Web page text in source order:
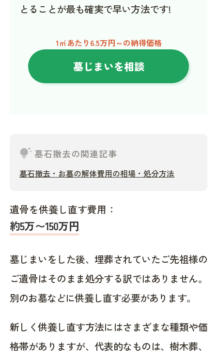
とることが最も確実で早い方法です!
1㎡あたり6.5万円～の納得価格
墓じまいを相談
tips_and_updates墓石撤去の関連記事
墓石撤去・お墓の解体費用の相場・処分方法
遺骨を供養し直す費用：
約5万〜150万円
墓じまいをした後、埋葬されていたご先祖様の
ご遺骨はそのまま処分する訳ではありません。
別のお墓などに供養し直す必要があります。
新しく供養し直す方法にはさまざまな種類や価
格帯がありますが、代表的なものは、樹木葬、